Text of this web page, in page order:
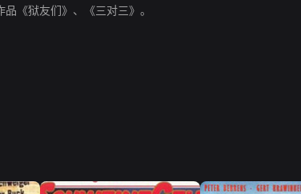
《狱友们》、《三对三》。